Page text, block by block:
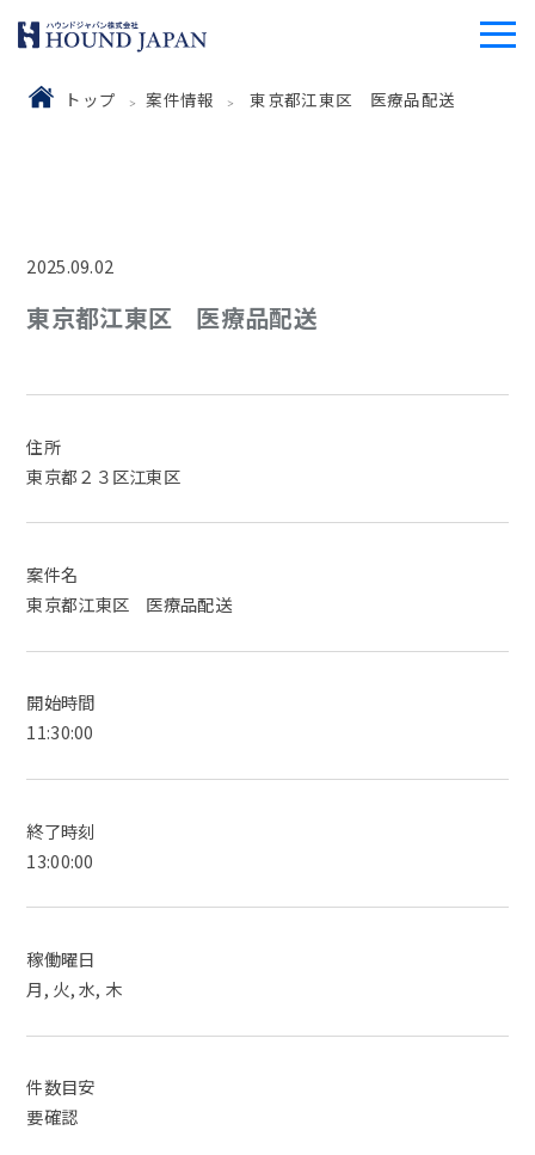
トップ 案件情報 東京都江東区 医療品配送
2025.09.02
東京都江東区 医療品配送
住所
東京都２３区江東区
案件名
東京都江東区 医療品配送
開始時間
11:30:00
終了時刻
13:00:00
稼働曜日
月, 火, 水, 木
件数目安
要確認